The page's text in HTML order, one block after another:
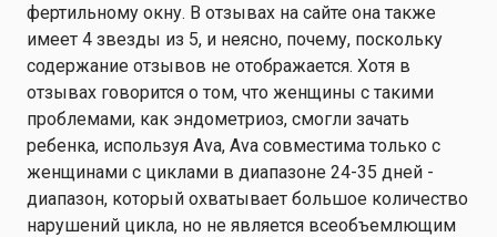
фертильному окну. В отзывах на сайте она также
имеет 4 звезды из 5, и неясно, почему, поскольку
содержание отзывов не отображается. Хотя в
отзывах говорится о том, что женщины с такими
проблемами, как эндометриоз, смогли зачать
ребенка, используя Ava, Ava совместима только с
женщинами с циклами в диапазоне 24-35 дней -
диапазон, который охватывает большое количество
нарушений цикла, но не является всеобъемлющим